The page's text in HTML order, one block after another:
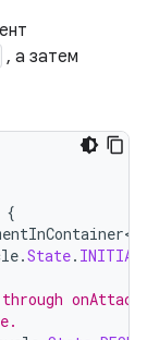
, а затем
{
.State.
through